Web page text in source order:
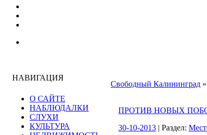
НАВИГАЦИЯ
О САЙТЕ
НАБЛЮДАЛКИ
СЛУХИ
КУЛЬТУРА
Свободный Калининград
ПРОТИВ НОВЫХ
30-10-2013 | Раздел: